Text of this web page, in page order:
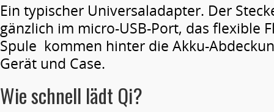
Ein typischer Universaladapter. Der
gänzlich im micro-USB-Port, das flexible
Spule kommen hinter die Akku-
Gerät und Case.
Wie schnell lädt Qi?